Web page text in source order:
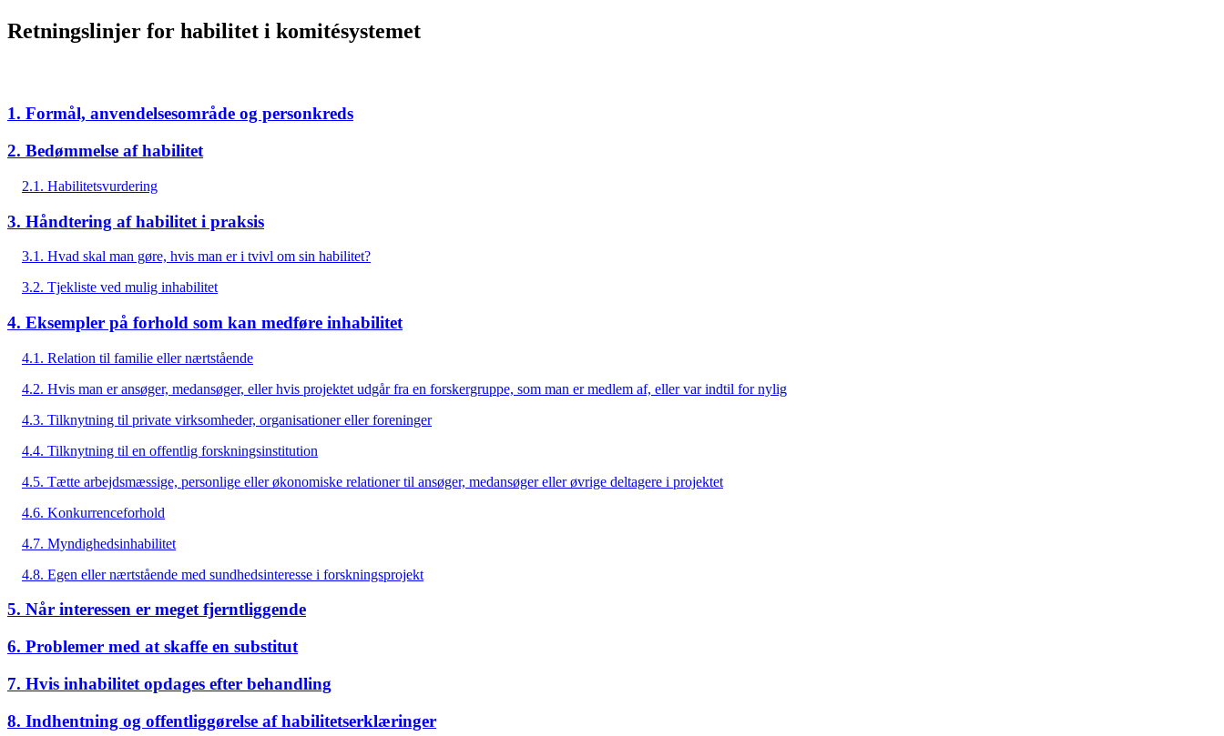
Retningslinjer for habilitet i komitésystemet
1. Formål, anvendelsesområde og personkreds
2. Bedømmelse af habilitet
2.1. Habilitetsvurdering
3. Håndtering af habilitet i praksis
3.1. Hvad skal man gøre, hvis man er i tvivl om sin habilitet?
3.2. Tjekliste ved mulig inhabilitet
4. Eksempler på forhold som kan medføre inhabilitet
4.1. Relation til familie eller nærtstående
4.2. Hvis man er ansøger, medansøger, eller hvis projektet udgår fra en forskergruppe, som man er medlem af, eller var indtil for nylig
4.3. Tilknytning til private virksomheder, organisationer eller foreninger
4.4. Tilknytning til en offentlig forskningsinstitution
4.5. Tætte arbejdsmæssige, personlige eller økonomiske relationer til ansøger, medansøger eller øvrige deltagere i projektet
4.6. Konkurrenceforhold
4.7. Myndighedsinhabilitet
4.8. Egen eller nærtstående med sundhedsinteresse i forskningsprojekt
5. Når interessen er meget fjerntliggende
6. Problemer med at skaffe en substitut
7. Hvis inhabilitet opdages efter behandling
8. Indhentning og offentliggørelse af habilitetserklæringer